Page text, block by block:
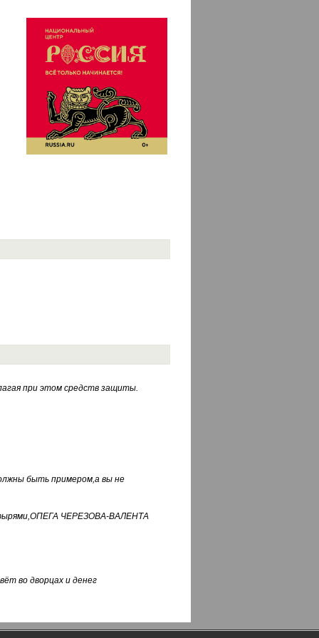
при этом средств защиты.
быть примером,а вы не
ЧЕРЕЗОВА-ВАЛЕНТА
во дворцах и денег